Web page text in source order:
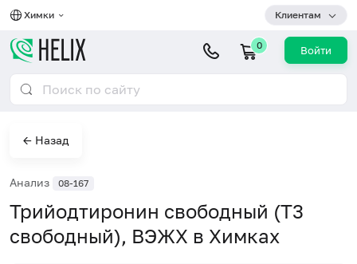
Химки Клиентам
0 Войти
← Назад
Анализ 08-167
Трийодтиронин свободный (Т3
свободный), ВЭЖХ в Химках